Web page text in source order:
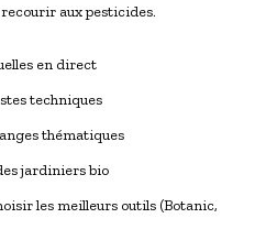
aux pesticides.
en direct
techniques
thématiques
jardiniers bio
les meilleurs outils (Botanic,